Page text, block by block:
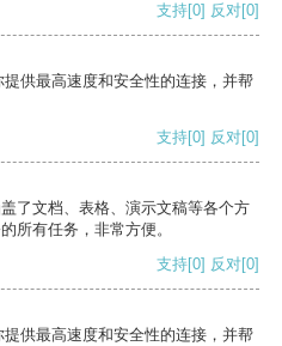
支持[0] 反对[0]
供最高速度和安全性的连接，并帮
支持[0] 反对[0]
了文档、表格、演示文稿等各个方
所有任务，非常方便。
支持[0] 反对[0]
供最高速度和安全性的连接，并帮